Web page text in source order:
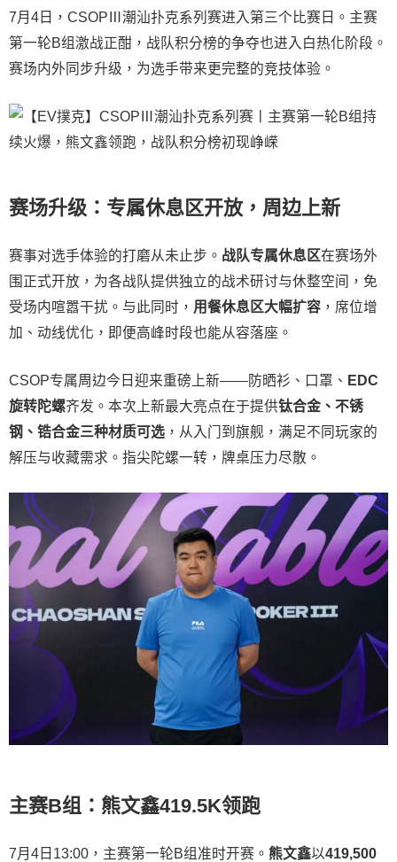
7月4日，CSOPⅢ潮汕扑克系列赛进入第三个比赛日。主赛
第一轮B组激战正酣，战队积分榜的争夺也进入白热化阶段。
赛场内外同步升级，为选手带来更完整的竞技体验。
赛场升级：专属休息区开放，周边上新
赛事对选手体验的打磨从未止步。 战队专属休息区在赛场外
围正式开放，为各战队提供独立的战术研讨与休整空间，免
受场内喧嚣干扰。与此同时， 用餐休息区大幅扩容 ，席位增
加、动线优化，即便高峰时段也能从容落座。
CSOP专属周边今日迎来重磅上新——防晒衫、口罩、 EDC
旋转陀螺齐发。本次上新最大亮点在于提供钛合金、不锈
钢、锆合金三种材质可选 ，从入门到旗舰，满足不同玩家的
解压与收藏需求。指尖陀螺一转，牌桌压力尽散。
主赛B组：熊文鑫419.5K领跑
7月4日13:00，主赛第一轮B组准时开赛。 熊文鑫以419,500